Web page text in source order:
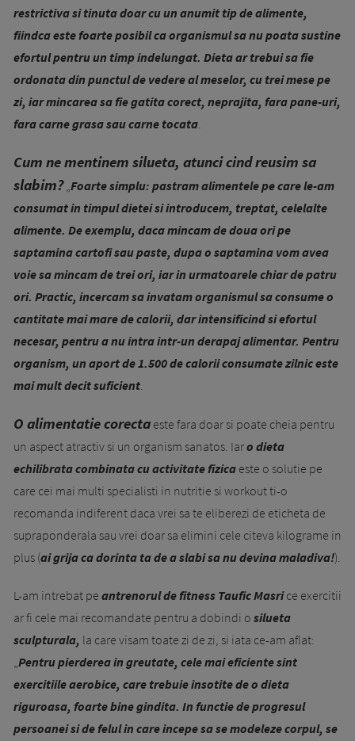
restrictiva si tinuta doar cu un anumit tip de alimente,
fiindca este foarte po­sibil ca organismul sa nu poata sustine
efortul pentru un timp indelungat. Dieta ar trebui sa fie
ordonata din punctul de ve­dere al meselor, cu trei mese pe
zi, iar min­carea sa fie gatita corect, neprajita, fa­ra pane-uri,
fara carne grasa sau carne tocata
Cum ne mentinem silueta, atunci cind reusim sa
slabim?„ Foarte simplu: pastram alimentele pe care le-am
consu­mat in timpul dietei si introducem, treptat, celelalte
alimente. De exemplu, daca mincam de doua ori pe
saptamina cartofi sau paste, dupa o saptamina vom a­vea
voie sa mincam de trei ori, iar in urmatoarele chiar de patru
ori. Practic, in­cercam sa invatam organismul sa consume o
cantitate mai mare de calorii, dar intensificind si efortul
necesar, pentru a nu intra intr-un derapaj alimentar. Pentru
organism, un aport de 1.500 de calorii consumate zilnic este
mai mult decit suficient
O alimentatie corecta este fara doar si poate cheia pentru
un aspect atractiv si un organism sanatos. Iaro dieta
echilibrata combinata cu activitate fizica este o solutie pe
care cei mai multi specialisti in nutritie si workout ti-o
recomanda indiferent daca vrei sa te eliberezi de eticheta de
supraponderala sau vrei doar sa elimini cele citeva kilograme in
plus (ai grija ca dorinta ta de a slabi sa nu devina maladiva!).
L-am intrebat pe antrenorul de fitness Taufic Masrice exercitii
ar fi cele mai recomandate pentru a dobindi o silueta
sculpturala, la care visam toate zi de zi, si iata ce-am aflat:
Pentru pierderea in greutate, cele mai eficiente sint
exercitiile aerobice, care trebuie insotite de o dieta
riguroasa, foarte bine gindita. In functie de progresul
persoanei si de felul in care incepe sa se modeleze corpul, se